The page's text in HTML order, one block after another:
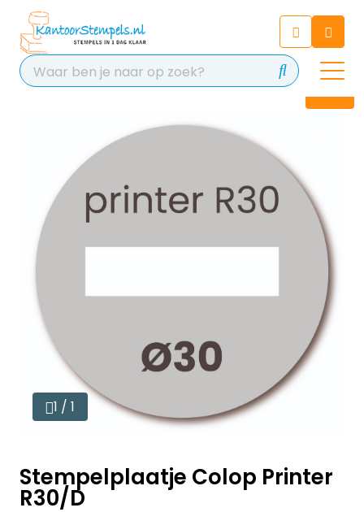
Chat 24/7 met onze chatbot
voor hulp
Contact
1 / 1
Stempelplaatje Colop Printer
R30/D